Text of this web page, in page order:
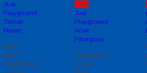
Jual
Playground
Taman
Murah
Best
best!!
Playground
Laris
Jual
Playground
Anak
Fiberglass
Playground
taman